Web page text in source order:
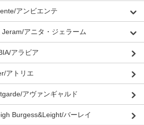
アンビエンテ
アニタ・ジェラーム
アラビア
アトリエ
アヴァンギャルド
Burgess&Leight/バーレイ